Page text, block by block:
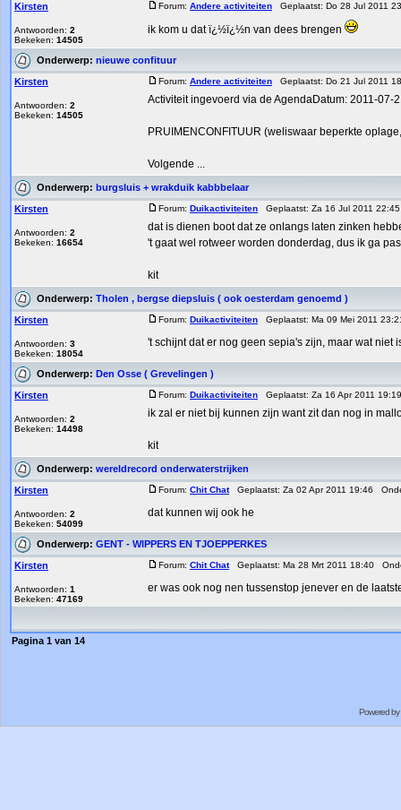
Kirsten
Antwoorden: 2
Bekeken: 14505
Forum: Andere activiteiten Geplaatst: Do 28 Jul 2011
ik kom u dat ï¿½ï¿½n van dees brengen
Onderwerp: nieuwe confituur
Kirsten
Antwoorden: 2
Bekeken: 14505
Forum: Andere activiteiten Geplaatst: Do 21 Jul 2011
Activiteit ingevoerd via de AgendaDatum: 2011-
PRUIMENCONFITUUR (weliswaar beperkte
Volgende ...
Onderwerp: burgsluis + wrakduik kabbbelaar
Kirsten
Antwoorden: 2
Bekeken: 16654
Forum: Duikactiviteiten Geplaatst: Za 16 Jul 2011
dat is dienen boot dat ze onlangs laten zinken
't gaat wel rotweer worden donderdag, dus ik ga
kit
Onderwerp: Tholen , bergse diepsluis ( ook oesterdam genoemd )
Kirsten
Antwoorden: 3
Bekeken: 18054
Forum: Duikactiviteiten Geplaatst: Ma 09 Mei 2011
't schijnt dat er nog geen sepia's zijn, maar wat
Onderwerp: Den Osse ( Grevelingen )
Kirsten
Antwoorden: 2
Bekeken: 14498
Forum: Duikactiviteiten Geplaatst: Za 16 Apr 2011
ik zal er niet bij kunnen zijn want zit dan nog in
kit
Onderwerp: wereldrecord onderwaterstrijken
Kirsten
Antwoorden: 2
Bekeken: 54099
Forum: Chit ChatGeplaatst: Za 02 Apr 2011 19:46
dat kunnen wij ook he
Onderwerp: GENT - WIPPERS EN TJOEPPERKES
Kirsten
Antwoorden: 1
Bekeken: 47169
Forum: Chit ChatGeplaatst: Ma 28 Mrt 2011 18:40
er was ook nog nen tussenstop jenever en de
Pagina 1 van 14
Powered by